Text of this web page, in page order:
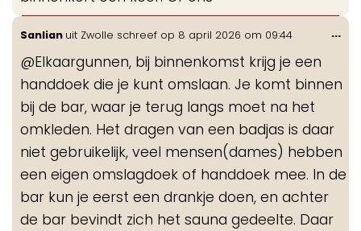
Sanlian uit Zwolle schreef op 8 april 2026 om 09:44
@Elkaargunnen, bij binnenkomst krijg je een
handdoek die je kunt omslaan. Je komt binnen
bij de bar, waar je terug langs moet na het
omkleden. Het dragen van een badjas is daar
niet gebruikelijk, veel mensen(dames) hebben
een eigen omslagdoek of handdoek mee. In de
bar kun je eerst een drankje doen, en achter
de bar bevindt zich het sauna gedeelte. Daar
...